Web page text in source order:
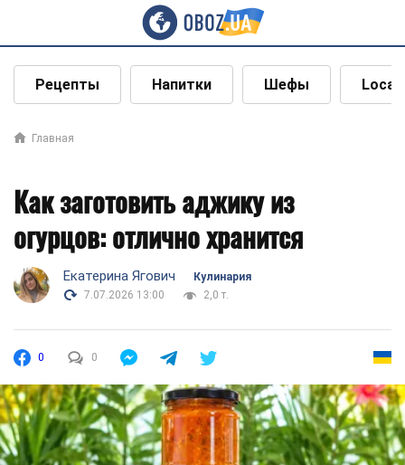
Рецепты Напитки Шефы Local
Главная
Как заготовить аджику из
огурцов: отлично хранится
Екатерина Ягович
Кулинария
7.07.2026 13:00
2,0 т.
0 0